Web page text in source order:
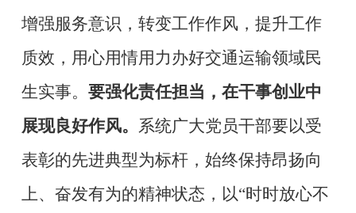
增强服务意识，转变工作作风，提升工作
质效，用心用情用力办好交通运输领域民
生实事。 要强化责任担当，在干事创业中
展现良好作风。 系统广大党员干部要以受
表彰的先进典型为标杆，始终保持昂扬向
上、奋发有为的精神状态，以“时时放心不